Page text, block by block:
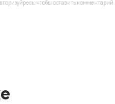
чтобы оставить комментарий.